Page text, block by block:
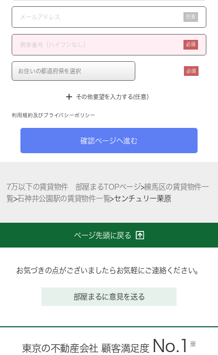
任意
必須
必須
その他要望を入力する(任意）
利用規約 及び プライバシーポリシー
確認ページへ進む
7万以下の賃貸物件 部屋まるTOPページ>練馬区の賃貸物件一
覧>石神井公園駅の賃貸物件一覧>センチュリー栗原
ページ先頭に戻る
お気づきの点がございましたらお気軽にご連絡ください。
部屋まるに意見を送る
東京の不動産会社 顧客満足度 No.1 ※